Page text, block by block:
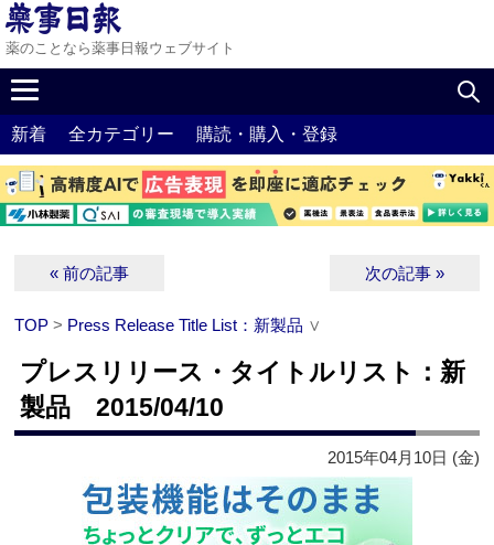
薬のことなら薬事日報ウェブサイト
新着 全カテゴリー 購読・購入・登録
« 前の記事 次の記事 »
TOP > Press Release Title List：新製品 ∨
プレスリリース・タイトルリスト：新
製品 2015/04/10
2015年04月10日 (金)